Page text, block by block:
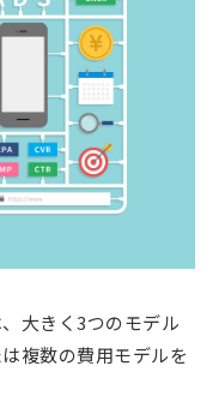
大きく3つのモデル
複数の費用モデルを